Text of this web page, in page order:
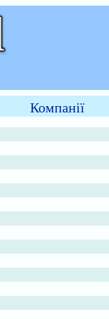
Компанії